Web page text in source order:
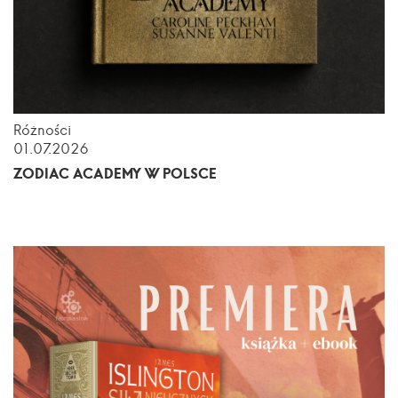
Różności
01.07.2026
ZODIAC ACADEMY W POLSCE